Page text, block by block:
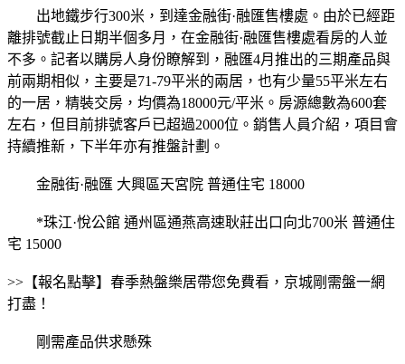
出地鐵步行300米，到達金融街·融匯售樓處。由於已經距
離排號截止日期半個多月，在金融街·融匯售樓處看房的人並
不多。記者以購房人身份瞭解到，融匯4月推出的三期產品與
前兩期相似，主要是71-79平米的兩居，也有少量55平米左右
的一居，精裝交房，均價為18000元/平米。房源總數為600套
左右，但目前排號客戶已超過2000位。銷售人員介紹，項目會
持續推新，下半年亦有推盤計劃。
金融街·融匯 大興區天宮院 普通住宅 18000
*珠江·悅公館 通州區通燕高速耿莊出口向北700米 普通住
宅 15000
>>【報名點擊】春季熱盤樂居帶您免費看，京城剛需盤一網
打盡！
剛需產品供求懸殊